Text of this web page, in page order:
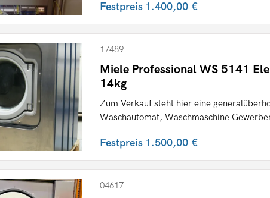
Festpreis 1.400,00 €
17489
Miele Professional WS 5141
14kg
Zum Verkauf steht hier eine
Waschautomat, Waschmaschine
Festpreis 1.500,00 €
04617